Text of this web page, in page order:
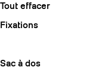
Tout effacer
Fixations
Sac à dos